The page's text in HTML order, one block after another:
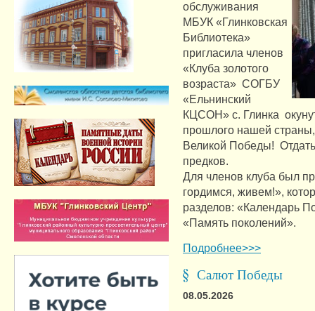
обслуживания
МБУК «Глинковская
Библиотека»
пригласила членов
«Клуба золотого
возраста» СОГБУ
«Ельнинский
КЦСОН» с. Глинка
прошлого нашей
Великой Победы!
предков.
Для членов клуба был
гордимся, живем!»,
разделов: «Календарь
«Память поколений».
Подробнее>>>
Салют Победы
08.05.2026